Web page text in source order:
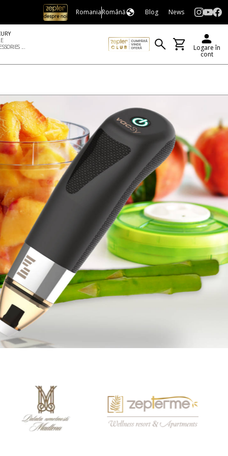
RomaniaRomână Blog News
...
Logare în
cont